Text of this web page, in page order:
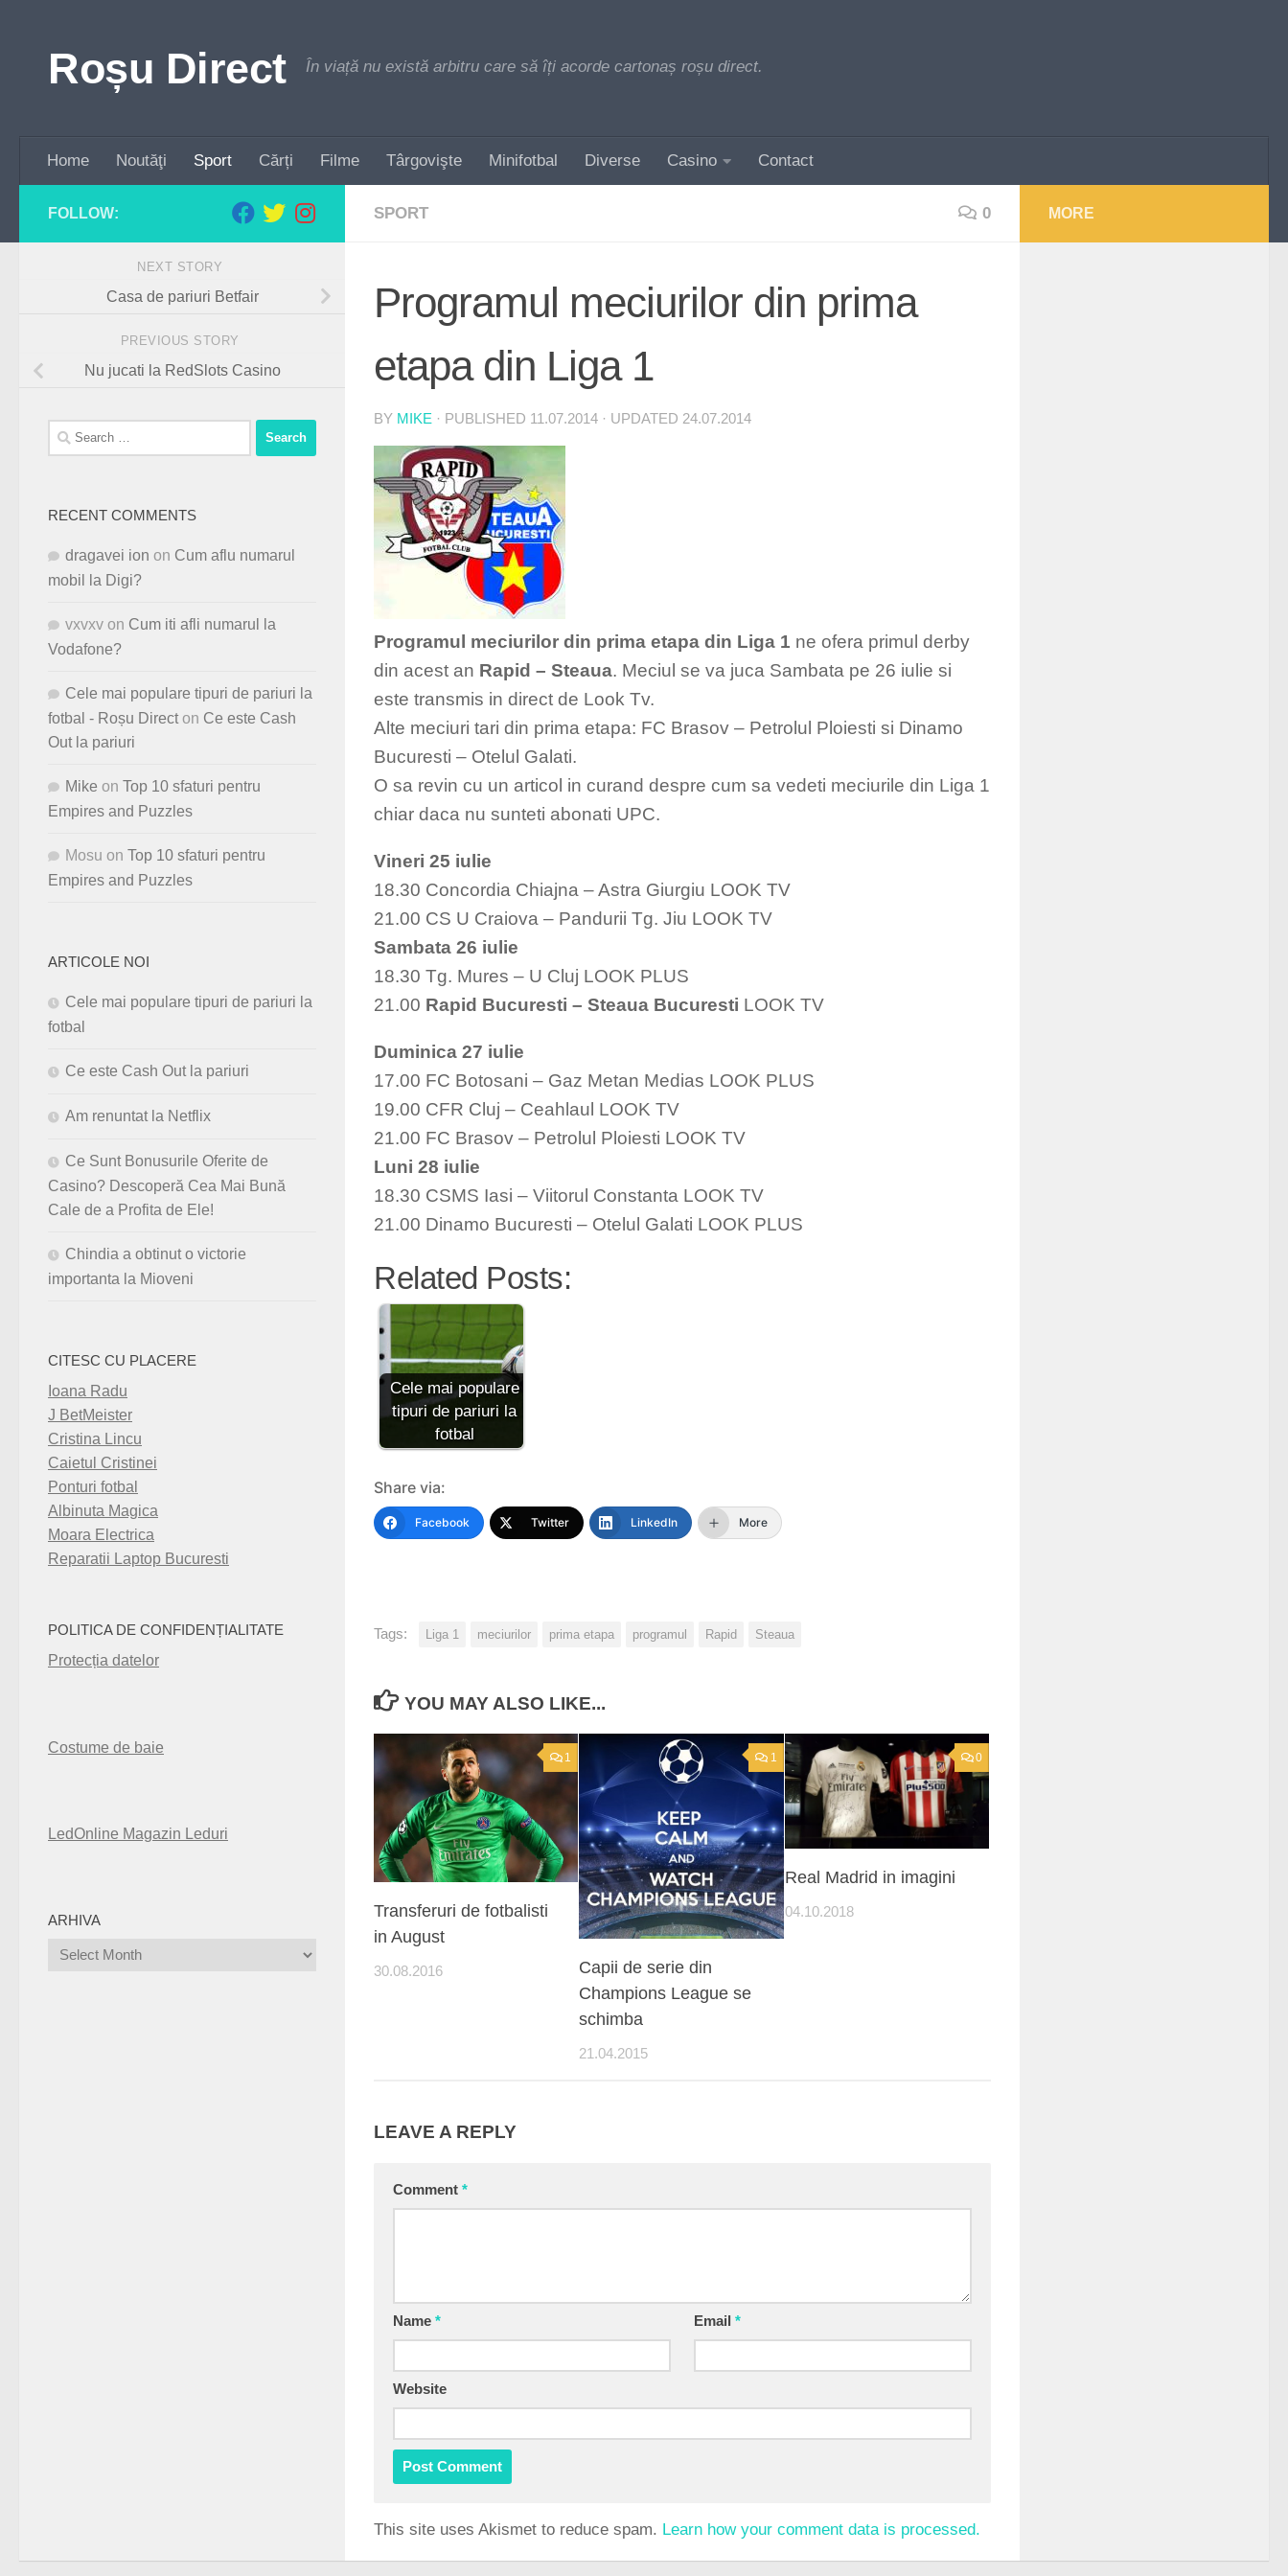
Roșu Direct În viață nu există arbitru care să îți acorde cartonaș roșu direct.
Home Noutăţi Sport Cărți Filme Târgovişte Minifotbal Diverse Casino Contact
SPORT 0
Programul meciurilor din prima
etapa din Liga 1
BY MIKE · PUBLISHED 11.07.2014 · UPDATED 24.07.2014
Programul meciurilor din prima etapa din Liga 1 ne ofera primul derby
din acest an Rapid – Steaua. Meciul se va juca Sambata pe 26 iulie si
este transmis in direct de Look Tv.
Alte meciuri tari din prima etapa: FC Brasov – Petrolul Ploiesti si Dinamo
Bucuresti – Otelul Galati.
O sa revin cu un articol in curand despre cum sa vedeti meciurile din Liga 1
chiar daca nu sunteti abonati UPC.
Vineri 25 iulie
18.30 Concordia Chiajna – Astra Giurgiu LOOK TV
21.00 CS U Craiova – Pandurii Tg. Jiu LOOK TV
Sambata 26 iulie
18.30 Tg. Mures – U Cluj LOOK PLUS
21.00 Rapid Bucuresti – Steaua Bucuresti LOOK TV
Duminica 27 iulie
17.00 FC Botosani – Gaz Metan Medias LOOK PLUS
19.00 CFR Cluj – Ceahlaul LOOK TV
21.00 FC Brasov – Petrolul Ploiesti LOOK TV
Luni 28 iulie
18.30 CSMS Iasi – Viitorul Constanta LOOK TV
21.00 Dinamo Bucuresti – Otelul Galati LOOK PLUS
Related Posts:
Cele mai populare
tipuri de pariuri la
fotbal
Share via:
Facebook Twitter LinkedIn More
Tags: Liga 1 meciurilor prima etapa programul Rapid Steaua
YOU MAY ALSO LIKE...
1
Transferuri de fotbalisti
in August
30.08.2016
1
Capii de serie din
Champions League se
schimba
21.04.2015
0
Real Madrid in imagini
04.10.2018
LEAVE A REPLY
Comment *
Name * Email*
Website
This site uses Akismet to reduce spam. Learn how your comment data is processed.
FOLLOW:
NEXT STORY
Casa de pariuri Betfair
PREVIOUS STORY
Nu jucati la RedSlots Casino
Search
for:
RECENT COMMENTS
dragavei ion on Cum aflu numarul
mobil la Digi?
vxvxv on Cum iti afli numarul la
Vodafone?
Cele mai populare tipuri de pariuri la
fotbal - Roșu Direct on Ce este Cash
Out la pariuri
Mike on Top 10 sfaturi pentru
Empires and Puzzles
Mosu on Top 10 sfaturi pentru
Empires and Puzzles
ARTICOLE NOI
Cele mai populare tipuri de pariuri la
fotbal
Ce este Cash Out la pariuri
Am renuntat la Netflix
Ce Sunt Bonusurile Oferite de
Casino? Descoperă Cea Mai Bună
Cale de a Profita de Ele!
Chindia a obtinut o victorie
importanta la Mioveni
CITESC CU PLACERE
Ioana Radu
J BetMeister
Cristina Lincu
Caietul Cristinei
Ponturi fotbal
Albinuta Magica
Moara Electrica
Reparatii Laptop Bucuresti
POLITICA DE CONFIDENȚIALITATE
Protecția datelor
Costume de baie
LedOnline Magazin Leduri
ARHIVA
Arhiva
MORE